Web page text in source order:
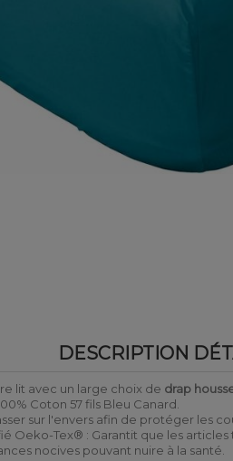
DESCRIPTION
lit avec un large choix de drap
Coton 57 fils Bleu Canard.
sur l'envers afin de protéger les
Oeko-Tex® : Garantit que les
nocives pouvant nuire à la santé.